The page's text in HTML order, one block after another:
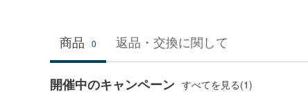
商品 0 返品・交換に関して
開催中のキャンペーン すべてを見る(1)